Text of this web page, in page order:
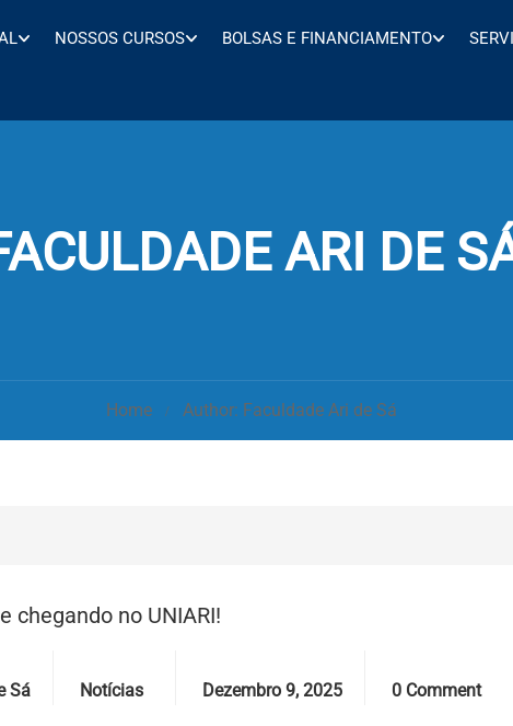
NOSSOS CURSOS BOLSAS E FINANCIAMENTO
ARI DE
Home Author: Faculdade Ari de Sá
chegando no UNIARI!
Sá Notícias Dezembro 9, 2025 0 Comment